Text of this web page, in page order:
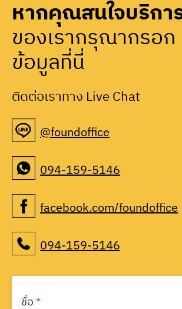
หากคุณสนใจบริกา
ของเรากรุณากรอก
ข้อมูลที่นี่
ติดต่อเราทาง Live Chat
@foundoffice
094-159-5146
facebook.com/foundoffice
094-159-5146
ชื่อ*